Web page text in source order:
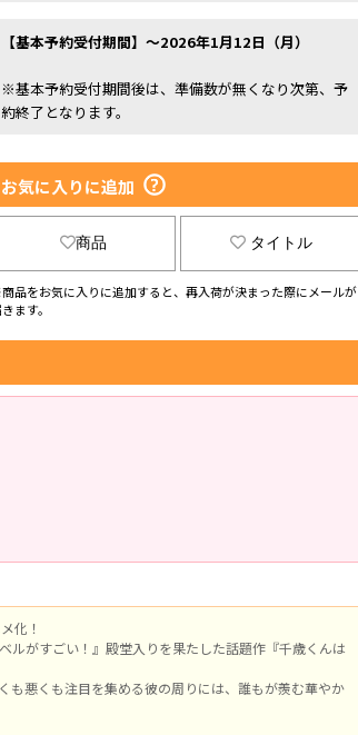
【基本予約受付期間】～2026年1月12日（月）
※基本予約受付期間後は、準備数が無くなり次第、予
約終了となります。
お気に入りに追加
商品 タイトル
品をお気に入りに追加すると、再入荷が決まった際にメールが
ます。
化！
ルがすごい！』殿堂入りを果たした話題作『千歳くんは
も悪くも注目を集める彼の周りには、誰もが羨む華やか